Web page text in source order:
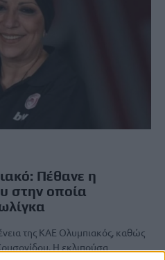
Πέθανε η
στην οποία
της ΚΑΕ Ολυμπιακός, καθώς
Η εκλιπούσα